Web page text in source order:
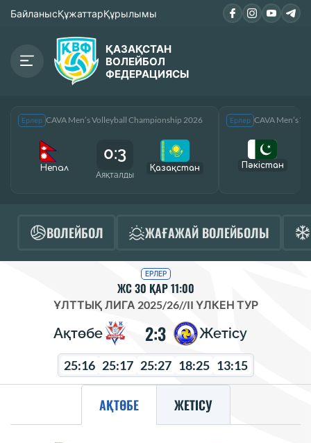
БайланысҚұжаттарҚұрылымы
ҚАЗАҚСТАН
ВОЛЕЙБОЛ
ФЕДЕРАЦИЯСЫ
Ерлер CAVA Men’s Volleyball Championship 2026
Непал
0:3
Аяқталды
Қазақcтан
Ерлер CAVA Men’s
Пәкістан
ВОЛЕЙБОЛ ЖАҒАЖАЙ ВОЛЕЙБОЛЫ
ЕРЛЕР
ЖС 30 ҚАР 11:00
ҰЛТТЫҚ ЛИГА 2025/26//II ҮЛКЕН ТУР
Ақтөбе 2:3 Жетісу
25:16 25:17 25:27 18:25 13:15
АҚТӨБЕ ЖЕТІСУ